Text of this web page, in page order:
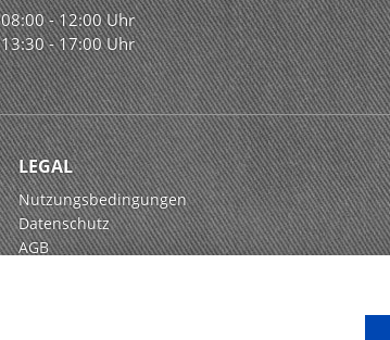
08:00 - 12:00 Uhr
13:30 - 17:00 Uhr
LEGAL
Nutzungsbedingungen
Datenschutz
AGB